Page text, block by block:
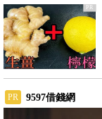
PR
PR 9597借錢網